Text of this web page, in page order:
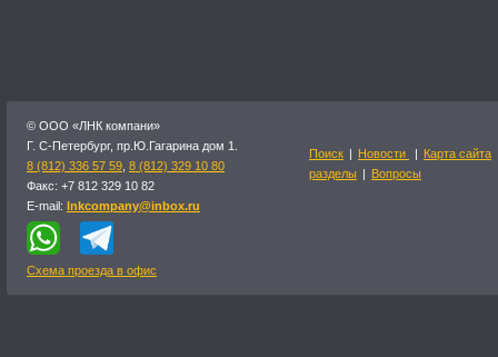
© OOO «ЛНК компани»
Г. С-Петербург, пр.Ю.Гагарина дом 1.
8 (812) 336 57 59 8 (812) 329 10 80
Факс: +7 812 329 10 82
E-mail: lnkcompany@inbox.ru
Схема проезда в офис
Поиск | Новости | Карта сайта
разделы | Вопросы